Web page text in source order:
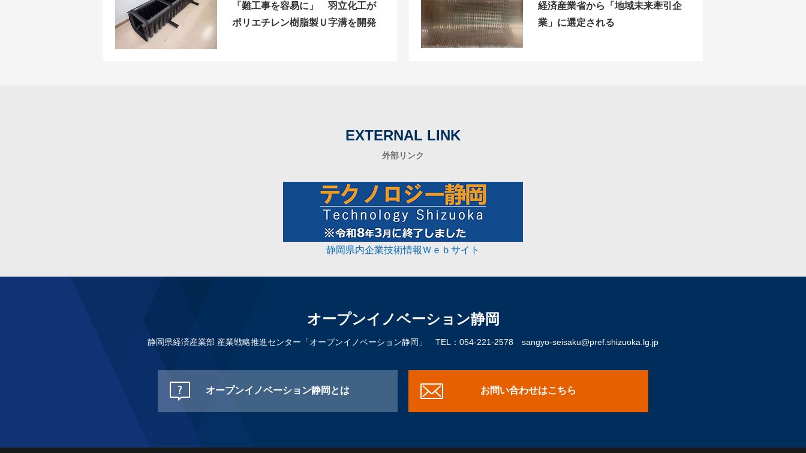
「難工事を容易に」 羽立化工が
ポリエチレン樹脂製Ｕ字溝を開発
経済産業省から「地域未来牽引企
業」に選定される
EXTERNAL LINK
外部リンク
静岡県内企業技術情報Ｗｅｂサイト
オープンイノベーション静岡
静岡県経済産業部 産業戦略推進センター「オープンイノベーション静岡」 TEL：054-221-2578 sangyo-seisaku@pref.shizuoka.lg.jp
オープンイノベーション静岡とは お問い合わせはこちら